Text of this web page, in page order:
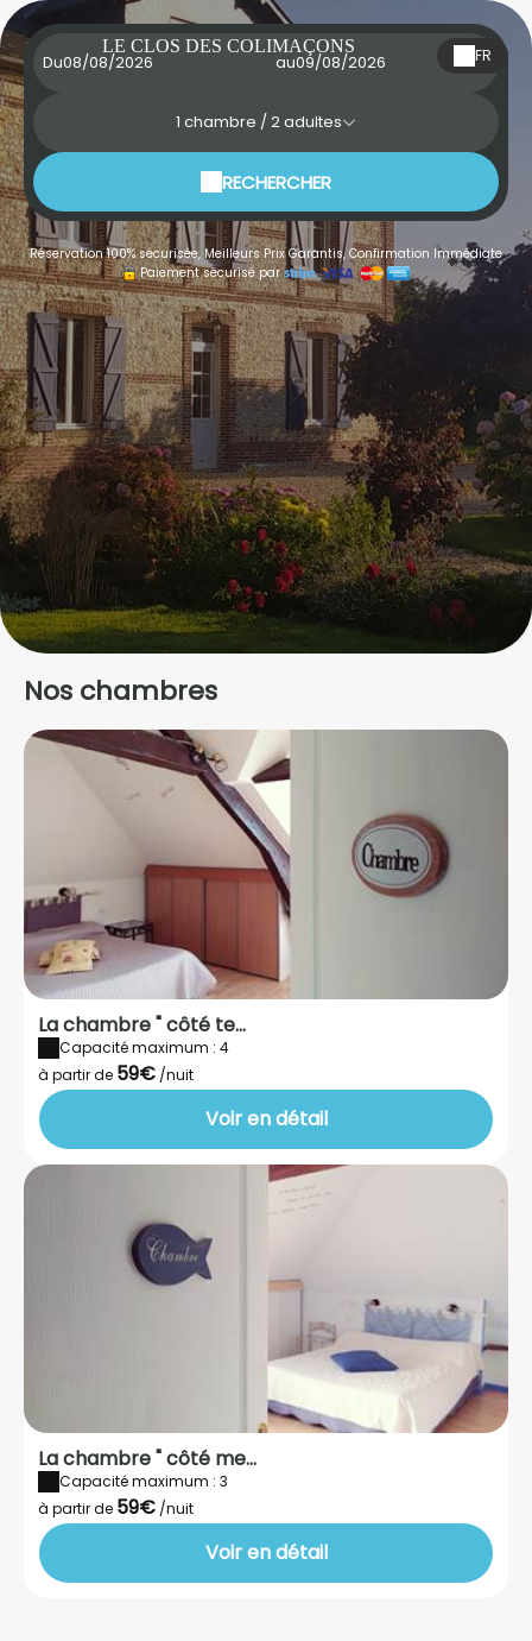
LE CLOS DES COLIMAÇONS FR
Du au
1 chambre /2adultes
RECHERCHER
Réservation 100% sécurisée, Meilleurs Prix Garantis, Confirmation Immédiate
Paiement sécurisé par
Nos chambres
La chambre " côté te...
Capacité maximum : 4
à partir de 59€ /nuit
Voir en détail
La chambre " côté me...
Capacité maximum : 3
à partir de 59€ /nuit
Voir en détail